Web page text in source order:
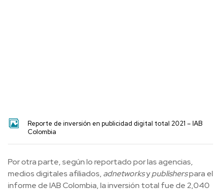
Reporte de inversión en publicidad digital total 2021 – IAB
Colombia
Por otra parte, según lo reportado por las agencias,
medios digitales afiliados, adnetworksypublisherspara el
informe de IAB Colombia, la inversión total fue de 2,040